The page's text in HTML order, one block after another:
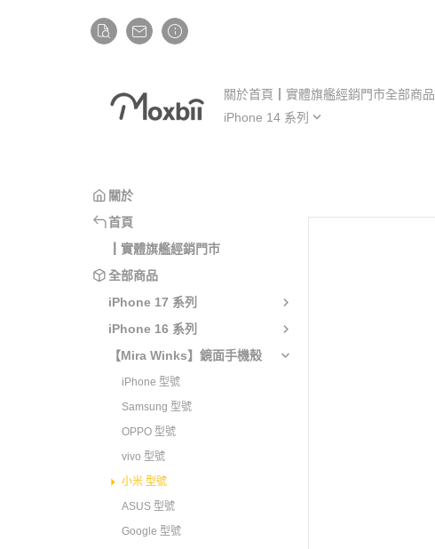
關於首頁 ┃實體旗艦經銷門市全部商品
iPhone 14 系列
關於
首頁
┃實體旗艦經銷門市
全部商品
iPhone 17 系列
iPhone 16 系列
【Mira Winks】鏡面手機殼
iPhone 型號
Samsung 型號
OPPO 型號
vivo 型號
小米 型號
ASUS 型號
Google 型號